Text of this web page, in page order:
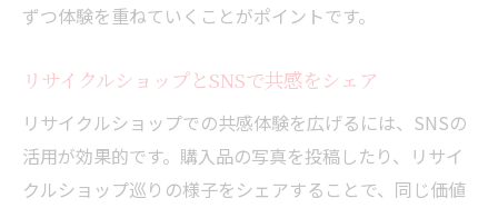
ずつ体験を重ねていくことがポイントです。
リサイクルショップとSNSで共感をシェア
リサイクルショップでの共感体験を広げるには、SNSの
活用が効果的です。購入品の写真を投稿したり、リサイ
クルショップ巡りの様子をシェアすることで、同じ価値